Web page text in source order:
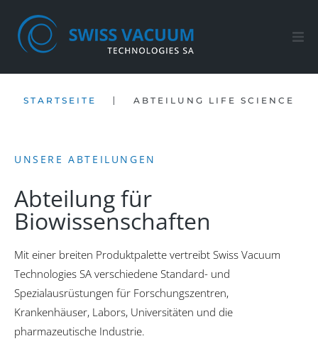
Kontakt
DE
STARTSEITE | ABTEILUNG LIFE SCIENCE
UNSERE ABTEILUNGEN
Abteilung für
Biowissenschaften
Mit einer breiten Produktpalette vertreibt Swiss Vacuum
Technologies SA verschiedene Standard- und
Spezialausrüstungen für Forschungszentren,
Krankenhäuser, Labors, Universitäten und die
pharmazeutische Industrie.